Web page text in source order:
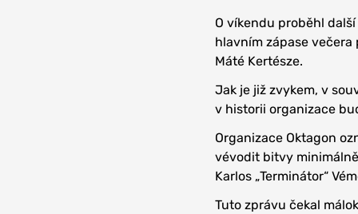
O víkendu proběhl
hlavním zápase
Máté Kertésze.
Jak je již zvykem, v
v historii organizace
Organizace Oktagon
vévodit bitvy
Karlos „Terminátor“
Tuto zprávu čekal